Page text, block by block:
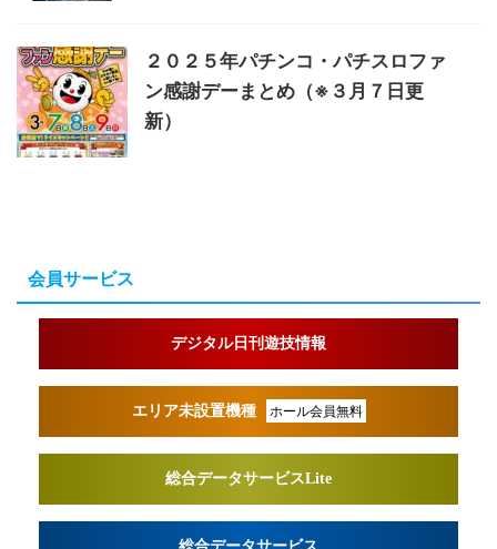
２０２５年パチンコ・パチスロファ
ン感謝デーまとめ（※３月７日更
新）
会員サービス
デジタル日刊遊技情報
エリア未設置機種 ホール会員無料
総合データサービスLite